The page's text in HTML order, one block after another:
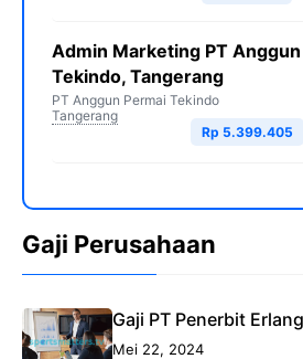
Admin Marketing PT
Tekindo, Tangerang
PT Anggun Permai Tekindo
Tangerang
Rp 5.399.405
Gaji Perusahaan
Gaji PT Penerbit
Mei 22, 2024